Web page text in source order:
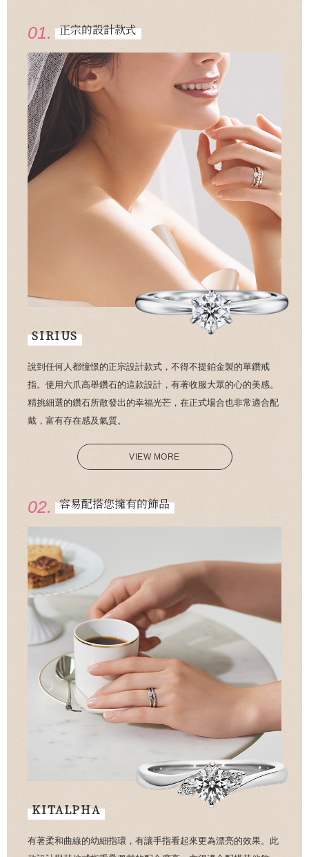
01. 正宗的設計款式
SIRIUS
說到任何人都憧憬的正宗設計款式，不得不提鉑金製的單鑽戒
指。使用六爪高舉鑽石的這款設計，有著收服大眾的心的美感。
精挑細選的鑽石所散發出的幸福光芒，在正式場合也非常適合配
戴，富有存在感及氣質。
VIEW MORE
02. 容易配搭您擁有的飾品
KITALPHA
有著柔和曲線的幼細指環，有讓手指看起來更為漂亮的效果。此